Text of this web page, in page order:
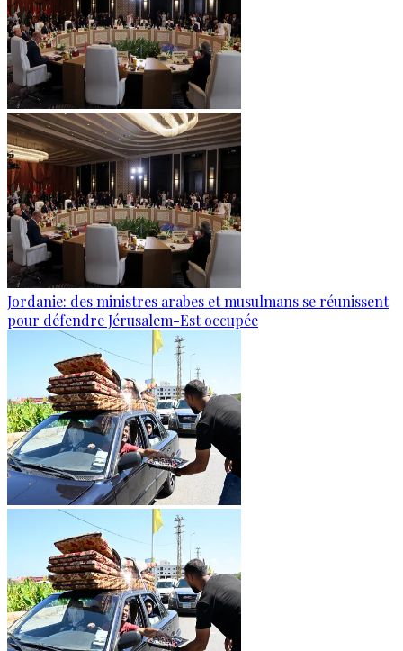
Jordanie: des ministres arabes et musulmans se réunissent
pour défendre Jérusalem-Est occupée